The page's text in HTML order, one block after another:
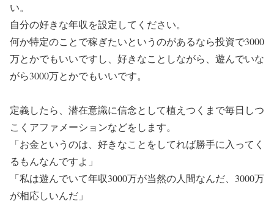
い。
自分の好きな年収を設定してください。
何か特定のことで稼ぎたいというのがあるなら投資で3000
万とかでもいいですし、好きなことしながら、遊んでいな
がら3000万とかでもいいです。
定義したら、潜在意識に信念として植えつくまで毎日しつ
こくアファメーションなどをします。
「お金というのは、好きなことをしてれば勝手に入ってく
るもんなんですよ」
「私は遊んでいて年収3000万が当然の人間なんだ、3000万
が相応しいんだ」